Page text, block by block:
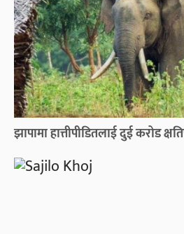
झापामा हात्तीपीडितलाई दुई करोड